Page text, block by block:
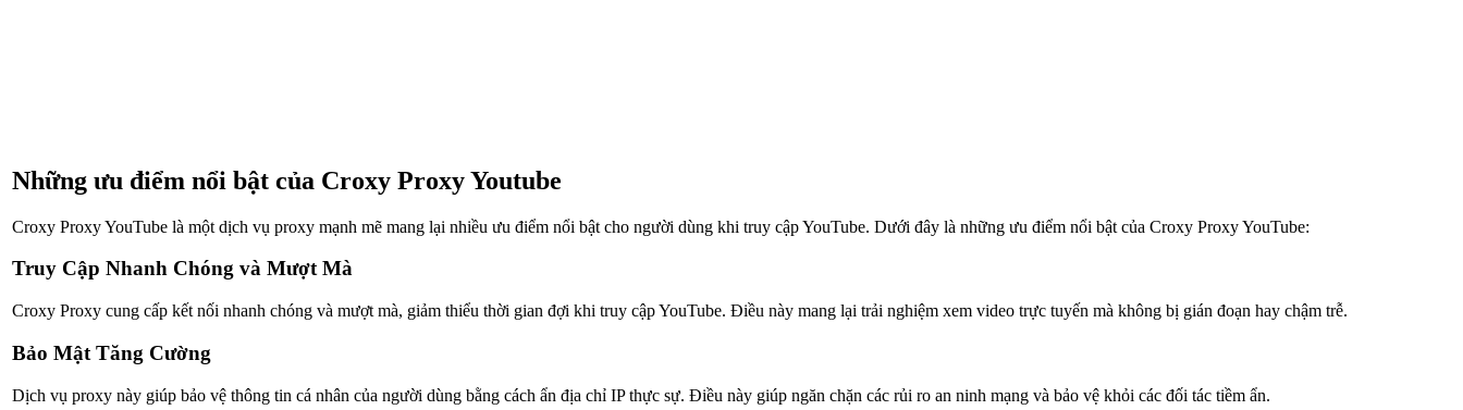
Những ưu điểm nổi bật của Croxy Proxy Youtube
Croxy Proxy YouTube là một dịch vụ proxy mạnh mẽ mang lại nhiều ưu điểm nổi bật cho người dùng khi truy cập YouTube. Dưới đây là những ưu điểm nổi bật của Croxy Proxy YouTube:
Truy Cập Nhanh Chóng và Mượt Mà
Croxy Proxy cung cấp kết nối nhanh chóng và mượt mà, giảm thiểu thời gian đợi khi truy cập YouTube. Điều này mang lại trải nghiệm xem video trực tuyến mà không bị gián đoạn hay chậm trễ.
Bảo Mật Tăng Cường
Dịch vụ proxy này giúp bảo vệ thông tin cá nhân của người dùng bằng cách ẩn địa chỉ IP thực sự. Điều này giúp ngăn chặn các rủi ro an ninh mạng và bảo vệ khỏi các đối tác tiềm ẩn.